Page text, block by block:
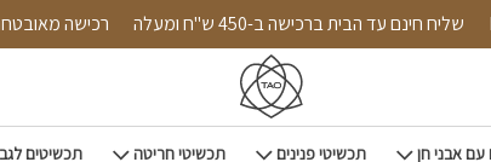
שליח חינם עד הבית ברכישה ב-450 ש"ח ומעלה רכישה
אבני חן תכשיטי פנינים תכשיטי חריטה תכשיטים